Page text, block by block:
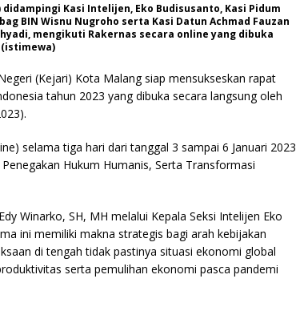
Kasi Intelijen, Eko Budisusanto, Kasi Pidum
BIN Wisnu Nugroho serta Kasi Datun Achmad Fauzan
mengikuti Rakernas secara online yang dibuka
(istimewa)
(Kejari) Kota Malang siap mensukseskan rapat
tahun 2023 yang dibuka secara langsung oleh
selama tiga hari dari tanggal 3 sampai 6 Januari 2023
Hukum Humanis, Serta Transformasi
Winarko, SH, MH melalui Kepala Seksi Intelijen Eko
ini memiliki makna strategis bagi arah kebijakan
di tengah tidak pastinya situasi ekonomi global
serta pemulihan ekonomi pasca pandemi